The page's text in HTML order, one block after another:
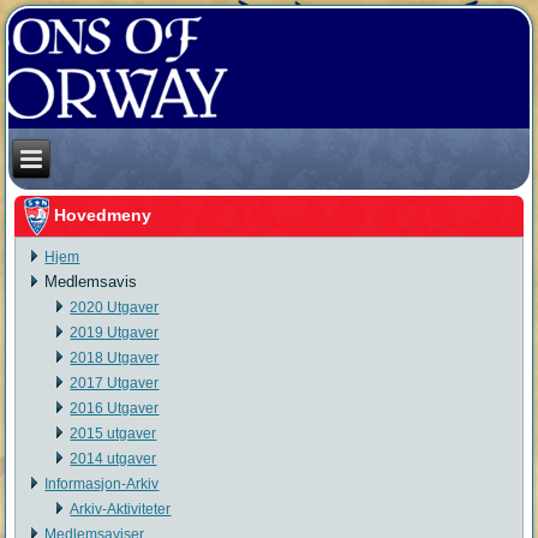
Hovedmeny
Hjem
Medlemsavis
2020 Utgaver
2019 Utgaver
2018 Utgaver
2017 Utgaver
2016 Utgaver
2015 utgaver
2014 utgaver
Informasjon-Arkiv
Arkiv-Aktiviteter